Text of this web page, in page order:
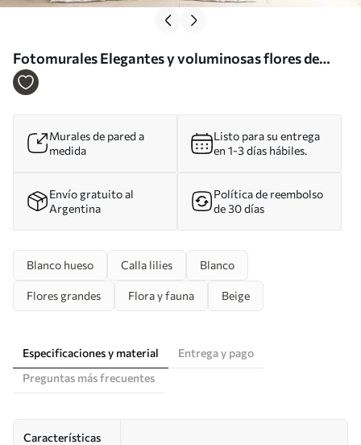
Fotomurales Elegantes y voluminosas flores de
imitación de peonía blanca con suaves pétalos y
Murales de pared a
medida
Listo para su entrega
en 1-3 días hábiles.
Envío gratuito al
Argentina
Política de reembolso
de 30 días
Blanco hueso Calla lilies Blanco
Flores grandes Flora y fauna Beige
Especificaciones y material
Entrega y pago
Preguntas más frecuentes
Características